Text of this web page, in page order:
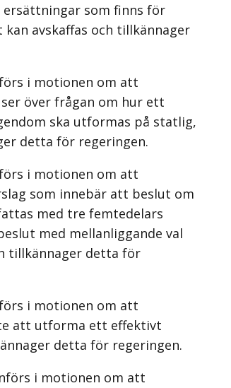
ersättningar som finns för
avskaffas och tillkännager
i motionen om att
över frågan om hur ett
ska utformas på statlig,
detta för regeringen.
i motionen om att
som innebär att beslut om
med tre femtedelars
med mellanliggande val
tillkännager detta för
i motionen om att
att utforma ett effektivt
detta för regeringen.
i motionen om att